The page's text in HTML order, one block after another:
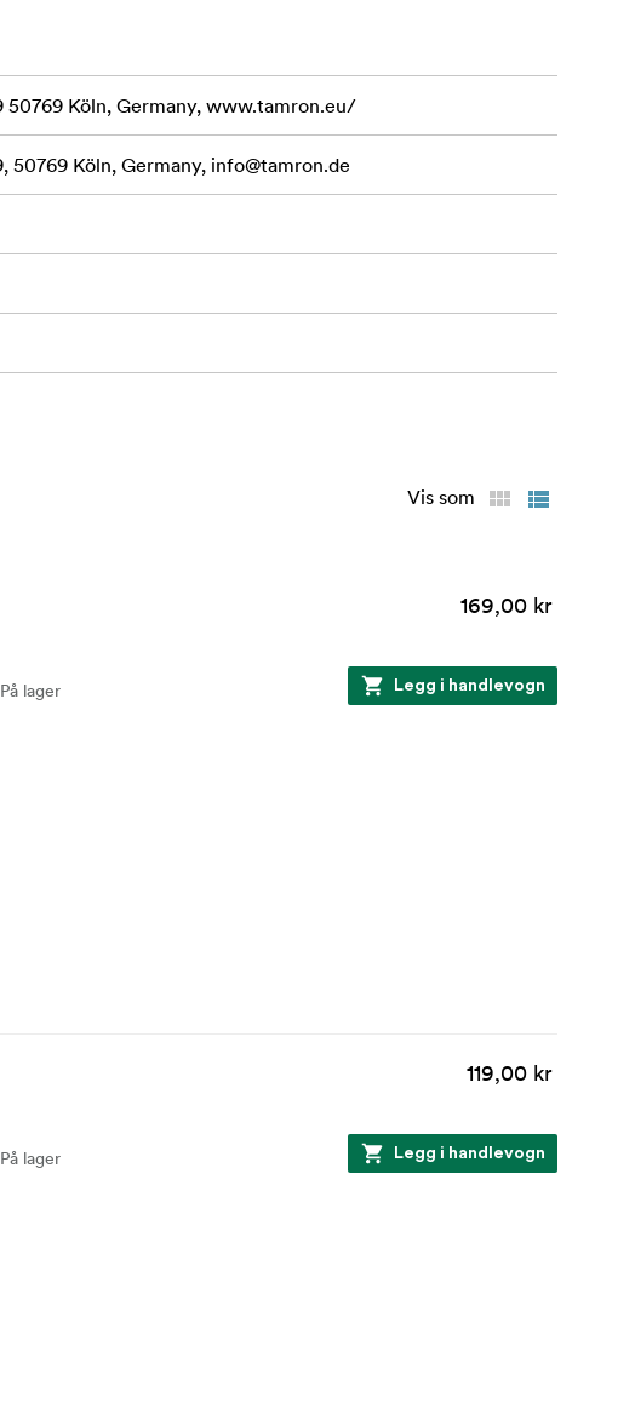
Köln, Germany, www.tamron.eu/
50769 Köln, Germany, info@tamron.de
Vis som
169,00 kr
På lager Legg i handlevogn
119,00 kr
På lager Legg i handlevogn